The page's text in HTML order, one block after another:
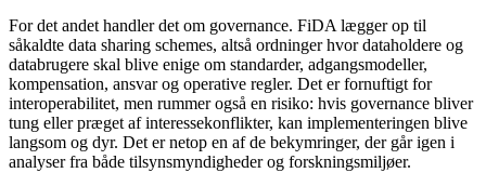
For det andet handler det om governance. FiDA lægger op til
såkaldte data sharing schemes, altså ordninger hvor dataholdere og
databrugere skal blive enige om standarder, adgangsmodeller,
kompensation, ansvar og operative regler. Det er fornuftigt for
interoperabilitet, men rummer også en risiko: hvis governance bliver
tung eller præget af interessekonflikter, kan implementeringen blive
langsom og dyr. Det er netop en af de bekymringer, der går igen i
analyser fra både tilsynsmyndigheder og forskningsmiljøer.